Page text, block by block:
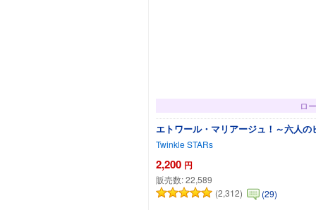
ロ
エトワール・マリアージュ！～六人
Twinkle STARs
2,200 円
販売数:22,589
(2,312)
(29)